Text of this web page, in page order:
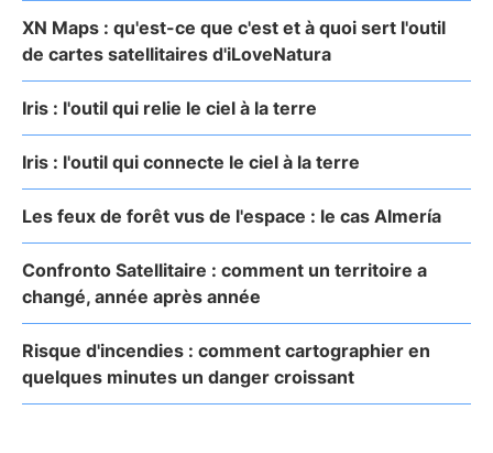
XN Maps : qu'est-ce que c'est et à quoi sert l'outil
de cartes satellitaires d'iLoveNatura
Iris : l'outil qui relie le ciel à la terre
Iris : l'outil qui connecte le ciel à la terre
Les feux de forêt vus de l'espace : le cas Almería
Confronto Satellitaire : comment un territoire a
changé, année après année
Risque d'incendies : comment cartographier en
quelques minutes un danger croissant